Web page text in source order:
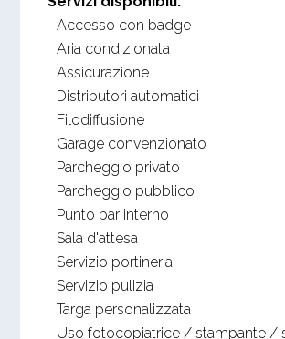
Accesso con badge
Aria condizionata
Assicurazione
Distributori automatici
Filodiffusione
Garage convenzionato
Parcheggio privato
Parcheggio pubblico
Punto bar interno
Sala d'attesa
Servizio portineria
Servizio pulizia
Targa personalizzata
Uso fotocopiatrice / stampante /